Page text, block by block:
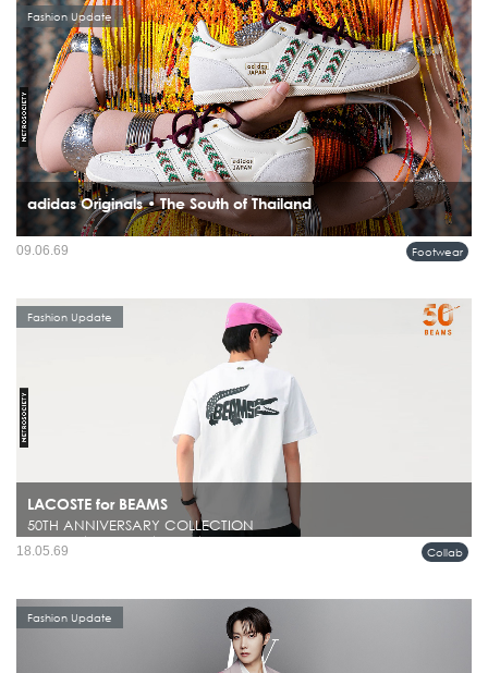
adidas Originals • The South of Thailand
ภาคใต้ของประเทศไทยกำลังกลายเป็นแรงบันดาลใจบทใหม่ในโลกแฟชั่น เมื่อ adidas
Fashion Update
Footwear
09.06.69
LACOSTE for BEAMS
50TH ANNIVERSARY COLLECTION
ในโลกแฟชั่นผู้ชาย มีไม่กี่แบรนด์ที่สามารถรักษาคาแรกเตอร์ของตัวเองไว้ได้ชัดเจน
Fashion Update
Collab
18.05.69
Fashion Update